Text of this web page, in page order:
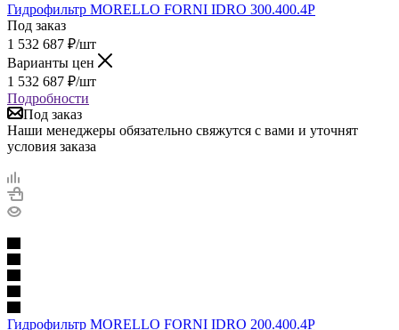
Гидрофильтр MORELLO FORNI IDRO 300.400.4P
Под заказ
1 532 687 ₽/шт
Варианты цен
1 532 687 ₽/шт
Подробности
Под заказ
Наши менеджеры обязательно свяжутся с вами и уточнят
условия заказа
Гидрофильтр MORELLO FORNI IDRO 200.400.4P